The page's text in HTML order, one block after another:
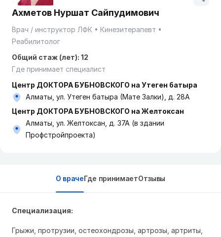
Ахметов Нуршат Сайпудимович
Врач / инструктор ЛФК
Кинезитерапевт
Реабилитолог
Общий стаж (лет): 12
Где принимает специалист
Центр ДОКТОРА БУБНОВСКОГО на Утеген батыра
Алматы, ул. Утеген батыра (Мате Залки), д. 28А
Центр ДОКТОРА БУБНОВСКОГО на Желтоксан
Алматы, ул. Желтоксан, д. 37А (в здании
Профстройпроекта)
О врачеГде принимаетОтзывы
Специализация:
Грыжи, протрузии, остеохондрозы, артрозы, артриты,